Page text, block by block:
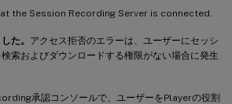
the Session Recording Server is connected.
た。 アクセス拒否のエラーは、ユーザーにセッシ
索およびダウンロードする権限がない場合に発生
承認コンソールで、ユーザーをPlayerの役割